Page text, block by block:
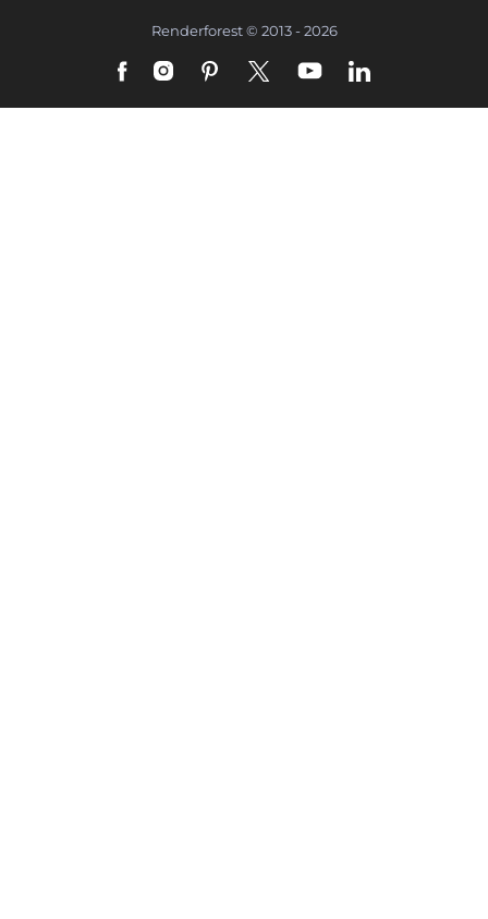
Renderforest © 2013 - 2026